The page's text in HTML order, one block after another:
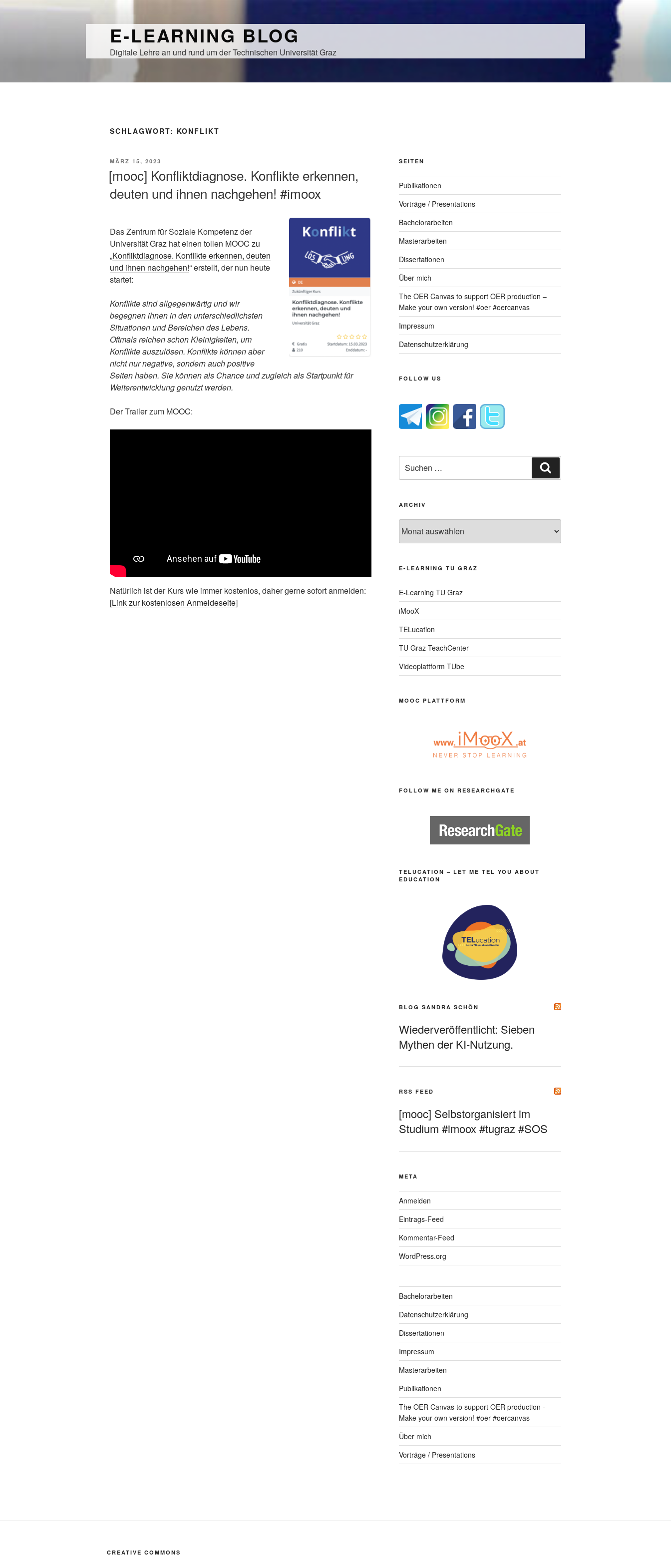
E-LEARNING BLOG
Digitale Lehre an und rund um der Technischen Universität Graz
SCHLAGWORT: KONFLIKT
VERÖFFENTLICHT
MÄRZ 15, 2023
[mooc] Konfliktdiagnose. Konflikte erkennen,
deuten und ihnen nachgehen! #imoox
Das Zentrum für Soziale Kompetenz der
Universität Graz hat einen tollen MOOC zu
„Konfliktdiagnose. Konflikte erkennen, deuten
und ihnen nachgehen!“ erstellt, der nun heute
startet:
Konflikte sind allgegenwärtig und wir
begegnen ihnen in den unterschiedlichsten
Situationen und Bereichen des Lebens.
Oftmals reichen schon Kleinigkeiten, um
Konflikte auszulösen. Konflikte können aber
nicht nur negative, sondern auch positive
Seiten haben. Sie können als Chance und zugleich als Startpunkt für
Weiterentwicklung genutzt werden.
Der Trailer zum MOOC:
Natürlich ist der Kurs wie immer kostenlos, daher gerne sofort anmelden:
[Link zur kostenlosen Anmeldeseite]
SEITEN
Publikationen
Vorträge / Presentations
Bachelorarbeiten
Masterarbeiten
Dissertationen
Über mich
The OER Canvas to support OER production –
Make your own version! #oer #oercanvas
Impressum
Datenschutzerklärung
FOLLOW US
nach:
ARCHIV
E-LEARNING TU GRAZ
E-Learning TU Graz
iMooX
TELucation
TU Graz TeachCenter
Videoplattform TUbe
MOOC PLATTFORM
FOLLOW ME ON RESEARCHGATE
TELUCATION – LET ME TEL YOU ABOUT
EDUCATION
BLOG SANDRA SCHÖN
Wiederveröffentlicht: Sieben
Mythen der KI-Nutzung.
RSS FEED
[mooc] Selbstorganisiert im
Studium #imoox #tugraz #SOS
META
Anmelden
Eintrags-Feed
Kommentar-Feed
WordPress.org
Bachelorarbeiten
Datenschutzerklärung
Dissertationen
Impressum
Masterarbeiten
Publikationen
The OER Canvas to support OER production -
Make your own version! #oer #oercanvas
Über mich
Vorträge / Presentations
CREATIVE COMMONS